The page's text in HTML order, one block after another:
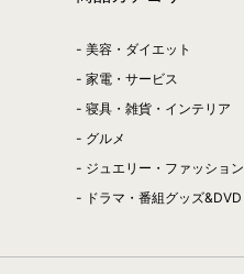
美容・ダイエット
家電・サービス
寝具・雑貨・インテリア
グルメ
ジュエリー・ファッション
ドラマ・番組グッズ&DVD